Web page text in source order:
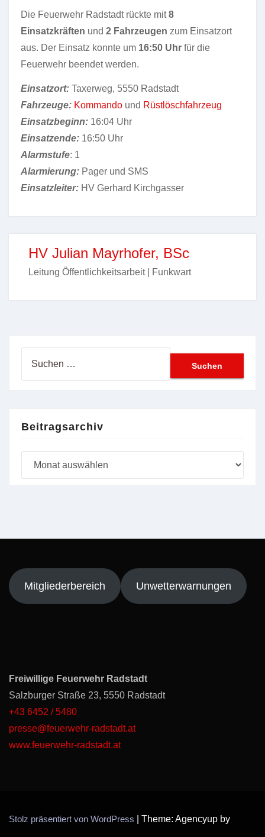
Die Feuerwehr Radstadt rückte mit8
Einsatzkräften und 2 Fahrzeugen zum Einsatzort
aus. Der Einsatz konnte um 16:50 Uhr für die
Feuerwehr beendet werden.
Einsatzort: Taxerweg, 5550 Radstadt
Fahrzeuge: Kommando und Rüstlöschfahrzeug
Einsatzbeginn: 16:04 Uhr
Einsatzende: 16:50 Uhr
Alarmstufe: 1
Alarmierung: Pager und SMS
Einsatzleiter: HV Gerhard Kirchgasser
HV Julian Mayrhofer, BSc
Leitung Öffentlichkeitsarbeit | Funkwart
Beitragsarchiv
Mitgliederbereich Unwetterwarnungen
Freiwillige Feuerwehr Radstadt
Salzburger Straße 23, 5550 Radstadt
+43 6452 / 5480
presse@feuerwehr-radstadt.at
www.feuerwehr-radstadt.at
Stolz präsentiert von WordPress Theme: Agencyup by